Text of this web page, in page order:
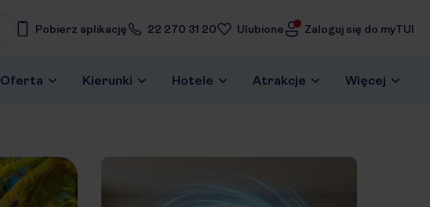
Pobierz aplikację 22 270 31 20 Ulubione Zaloguj się do myTUI
Oferta Kierunki Hotele Atrakcje Więcej